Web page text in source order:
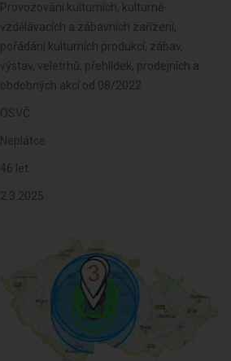
Provozování kulturních, kulturně-
vzdělávacích a zábavních zařízení,
pořádání kulturních produkcí, zábav,
výstav, veletrhů, přehlídek, prodejních a
obdobných akcí od 08/2022
OSVČ
Neplátce
46 let
2.3.2025